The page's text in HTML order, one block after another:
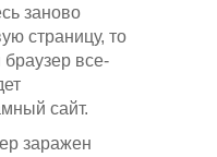
заново
страницу, то
все-
сайт.
заражен